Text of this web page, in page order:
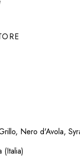
Nero d'Avola,
(Italia)